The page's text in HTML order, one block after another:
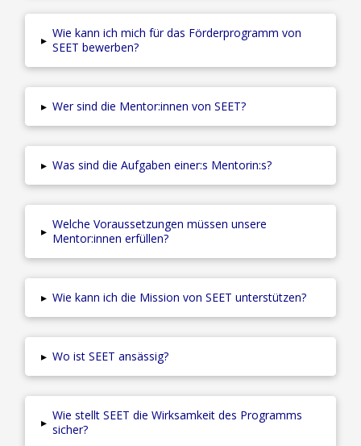
▸ Wie kann ich mich für das Förderprogramm von
SEET bewerben?
▸ Wer sind die Mentor:innen von SEET?
▸ Was sind die Aufgaben einer:s Mentorin:s?
▸ Welche Voraussetzungen müssen unsere
Mentor:innen erfüllen?
▸ Wie kann ich die Mission von SEET unterstützen?
▸ Wo ist SEET ansässig?
▸ Wie stellt SEET die Wirksamkeit des Programms
sicher?